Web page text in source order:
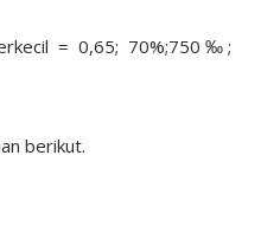
= 0,65; 70%;750‰;
berikut.